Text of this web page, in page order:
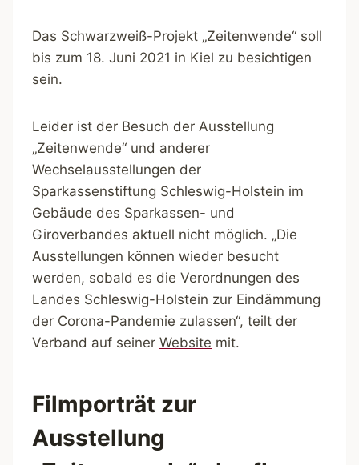
Das Schwarzweiß-Projekt „Zeitenwende“ soll
bis zum 18. Juni 2021 in Kiel zu besichtigen
sein.
Leider ist der Besuch der Ausstellung
„Zeitenwende“ und anderer
Wechselausstellungen der
Sparkassenstiftung Schleswig-Holstein im
Gebäude des Sparkassen- und
Giroverbandes aktuell nicht möglich. „Die
Ausstellungen können wieder besucht
werden, sobald es die Verordnungen des
Landes Schleswig-Holstein zur Eindämmung
der Corona-Pandemie zulassen“, teilt der
Verband auf seiner Website mit.
Filmporträt zur
Ausstellung